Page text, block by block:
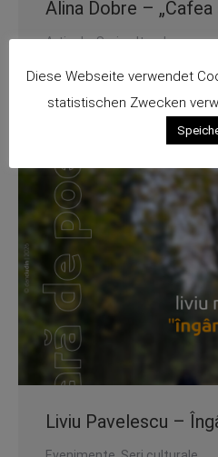
Alina Dobre – „Cafea
Articole,Seri culturale
Liviu Pavelescu –
Diese Webseite verwendet
statistischen Zwecken